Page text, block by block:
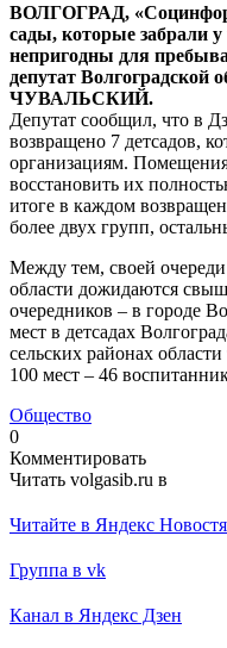
ВОЛГОГРАД,
сады, которые забрали
непригодны для
депутат Волгоградской
ЧУВАЛЬСКИЙ.
Депутат сообщил, что в
возвращено 7 детсадов,
организациям.
восстановить их
итоге в каждом
более двух групп,
Между тем, своей
области дожидаются
очередников – в городе
мест в детсадах
сельских районах
100 мест – 46
Общество
0
Комментировать
Читать volgasib.ru в
Читайте в Яндекс
Группа в vk
Канал в Яндекс Дзен